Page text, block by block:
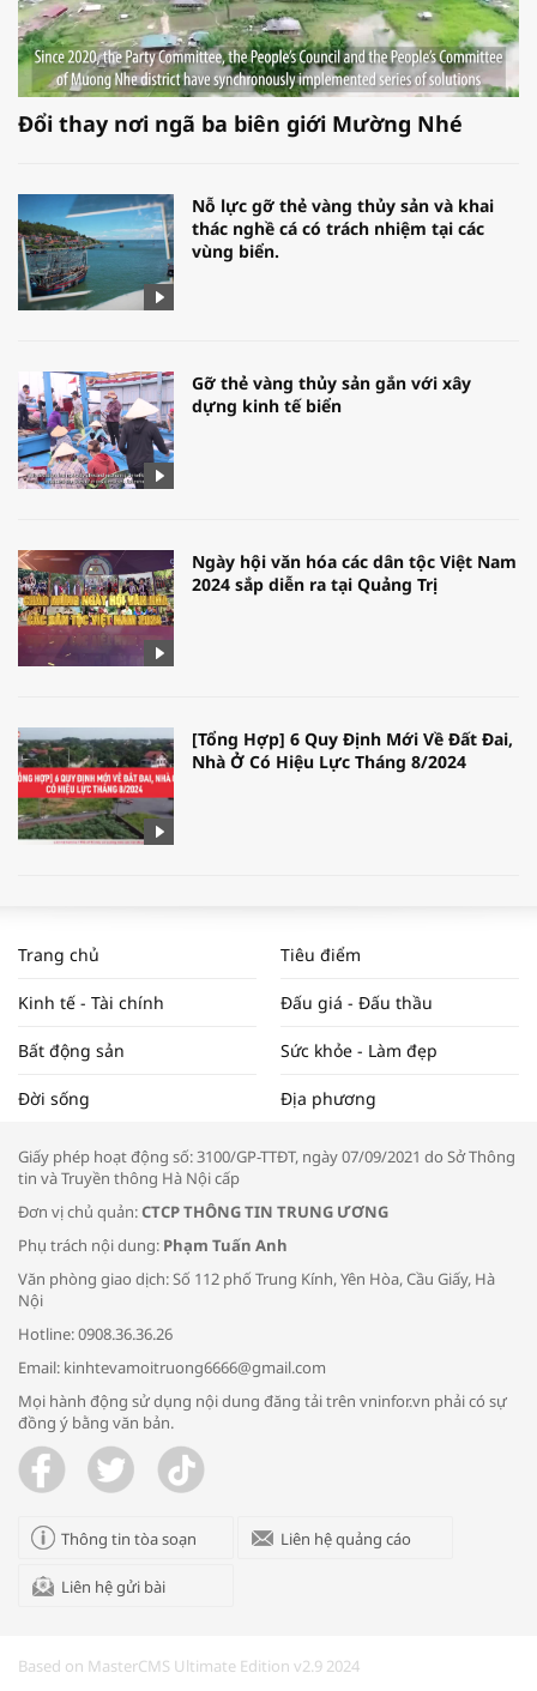
Đổi thay nơi ngã ba biên giới Mường Nhé
Nỗ lực gỡ thẻ vàng thủy sản và khai
thác nghề cá có trách nhiệm tại các
vùng biển.
Gỡ thẻ vàng thủy sản gắn với xây
dựng kinh tế biển
Ngày hội văn hóa các dân tộc Việt Nam
2024 sắp diễn ra tại Quảng Trị
[Tổng Hợp] 6 Quy Định Mới Về Đất Đai,
Nhà Ở Có Hiệu Lực Tháng 8/2024
NAM NĂM 2024 VÀ NĂM 2025 | NHỊP
ĐẬP THỊ TRƯỜNG #62
Tọa đàm “Xúc tiến thương mại: Khơi
Bác sĩ tư vấn cách phòng tránh bệnh
đường hô hấp trong thời tiết giao mùa
Trao yêu thương cho em
Trang chủ Tiêu điểm
Kinh tế - Tài chính Đấu giá - Đấu thầu
Bất động sản Sức khỏe - Làm đẹp
Đời sống Địa phương
Giấy phép hoạt động số: 3100/GP-TTĐT, ngày 07/09/2021 do Sở Thông
tin và Truyền thông Hà Nội cấp
Đơn vị chủ quản:CTCP THÔNG TIN TRUNG ƯƠNG
Phụ trách nội dung: Phạm Tuấn Anh
Văn phòng giao dịch: Số 112 phố Trung Kính, Yên Hòa, Cầu Giấy, Hà
Nội
Hotline: 0908.36.36.26
Email: kinhtevamoitruong6666@gmail.com
Mọi hành động sử dụng nội dung đăng tải trên vninfor.vn phải có sự
đồng ý bằng văn bản.
Thông tin tòa soạn Liên hệ quảng cáo
Liên hệ gửi bài
Based on MasterCMS Ultimate Edition v2.9 2024